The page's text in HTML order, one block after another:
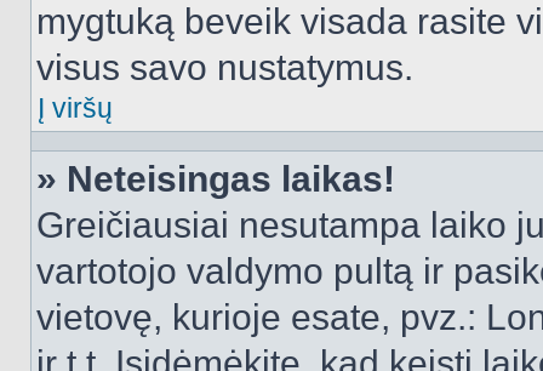
mygtuką beveik visada rasite
visus savo nustatymus.
Į viršų
» Neteisingas laikas!
Greičiausiai nesutampa laiko
vartotojo valdymo pultą ir
vietovę, kurioje esate, pvz.: